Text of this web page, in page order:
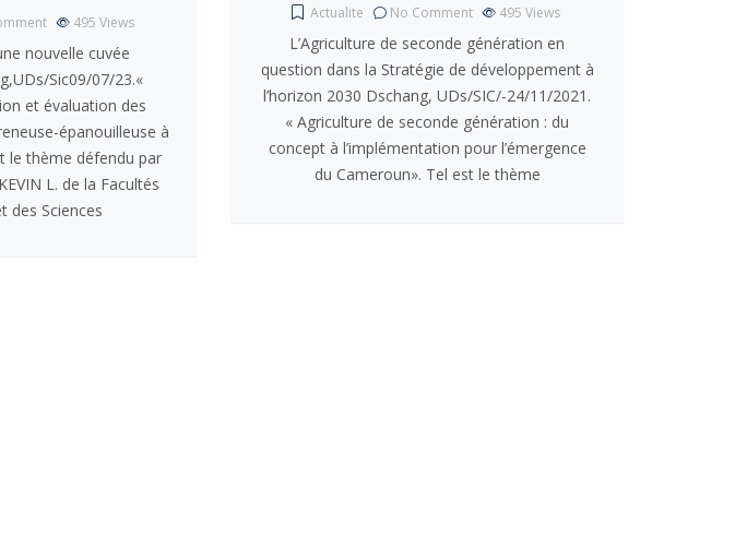
495 Views
nouvelle cuvée
Sic09/07/23.«
et évaluation des
épanouilleuse à
le thème défendu par
L. de la Facultés
des Sciences
Actualite No Comment 495 Views
L’Agriculture de seconde génération en
question dans la Stratégie de développement à
l’horizon 2030 Dschang, UDs/SIC/-24/11/2021.
« Agriculture de seconde génération : du
concept à l’implémentation pour l’émergence
du Cameroun». Tel est le thème